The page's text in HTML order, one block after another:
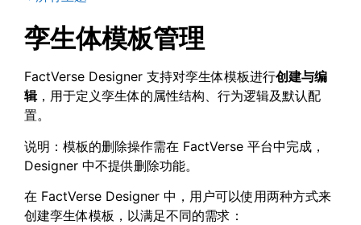
孪生体模板管理
FactVerse Designer 支持对孪生体模板进行创建与编
辑，用于定义孪生体的属性结构、行为逻辑及默认配
置。
说明：模板的删除操作需在 FactVerse 平台中完成，
Designer 中不提供删除功能。
在 FactVerse Designer 中，用户可以使用两种方式来
创建孪生体模板，以满足不同的需求：